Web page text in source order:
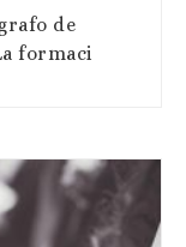
de
formaci